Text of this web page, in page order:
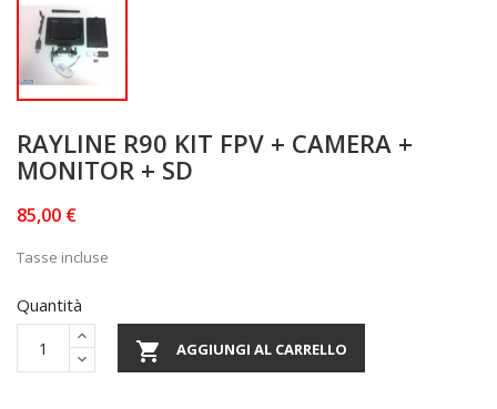
RAYLINE R90 KIT FPV + CAMERA +
MONITOR + SD
85,00 €
Tasse incluse
Quantità
 AGGIUNGI AL CARRELLO